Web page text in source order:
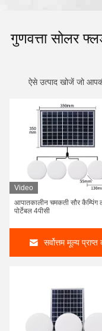
गुणवत्ता सोलर
ऐसे उत्पाद खोजें जो
Video
आपातकालीन चमकती सौर कैम्पिंग
पोर्टेबल 4पीसी
सर्वोत्तम मूल्य